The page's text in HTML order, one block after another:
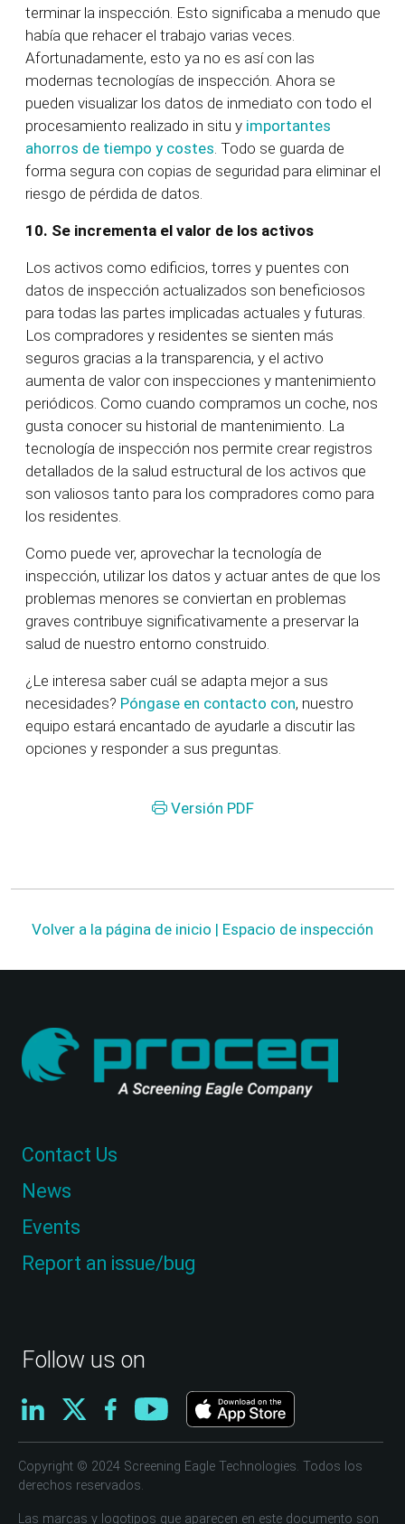
terminar la inspección. Esto significaba a menudo que
había que rehacer el trabajo varias veces.
Afortunadamente, esto ya no es así con las
modernas tecnologías de inspección. Ahora se
pueden visualizar los datos de inmediato con todo el
procesamiento realizado in situ y importantes
ahorros de tiempo y costes. Todo se guarda de
forma segura con copias de seguridad para eliminar el
riesgo de pérdida de datos.
10. Se incrementa el valor de los activos
Los activos como edificios, torres y puentes con
datos de inspección actualizados son beneficiosos
para todas las partes implicadas actuales y futuras.
Los compradores y residentes se sienten más
seguros gracias a la transparencia, y el activo
aumenta de valor con inspecciones y mantenimiento
periódicos. Como cuando compramos un coche, nos
gusta conocer su historial de mantenimiento. La
tecnología de inspección nos permite crear registros
detallados de la salud estructural de los activos que
son valiosos tanto para los compradores como para
los residentes.
Como puede ver, aprovechar la tecnología de
inspección, utilizar los datos y actuar antes de que los
problemas menores se conviertan en problemas
graves contribuye significativamente a preservar la
salud de nuestro entorno construido.
¿Le interesa saber cuál se adapta mejor a sus
necesidades? Póngase en contacto con, nuestro
equipo estará encantado de ayudarle a discutir las
opciones y responder a sus preguntas.
Versión PDF
Volver a la página de inicio | Espacio de inspección
Follow us on
Contact Us
News
Events
Report an issue/bug
Copyright © 2024 Screening Eagle Technologies. Todos los
derechos reservados.
Las marcas y logotipos que aparecen en este documento son